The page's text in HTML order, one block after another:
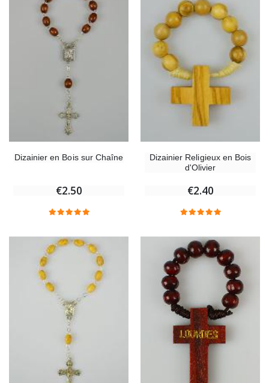
Dizainier en Bois sur Chaîne
€2.50
Dizainier Religieux en Bois
d'Olivier
€2.40